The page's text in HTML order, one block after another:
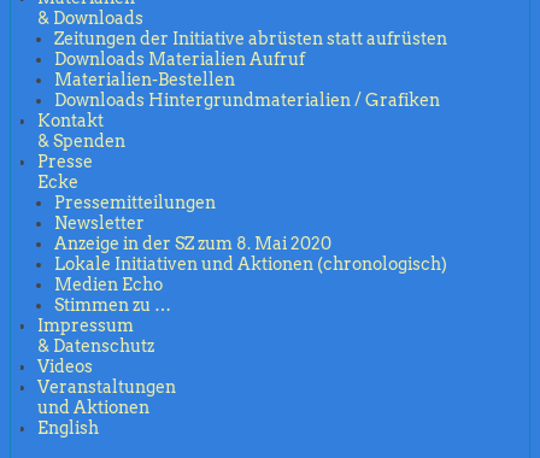
& Downloads
Zeitungen der Initiative abrüsten statt aufrüsten
Downloads Materialien Aufruf
Materialien-Bestellen
Downloads Hintergrundmaterialien / Grafiken
Kontakt
& Spenden
Presse
Ecke
Pressemitteilungen
Newsletter
Anzeige in der SZ zum 8. Mai 2020
Lokale Initiativen und Aktionen (chronologisch)
Medien Echo
Stimmen zu …
Impressum
& Datenschutz
Videos
Veranstaltungen
und Aktionen
English